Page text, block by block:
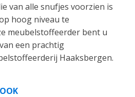
van alle snufjes voorzien is
hoog niveau te
meubelstoffeerder bent u
een prachtig
Haaksbergen.